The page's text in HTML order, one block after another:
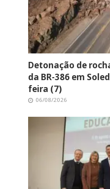
Detonação de
da BR-386 em
feira (7)
06/08/2026